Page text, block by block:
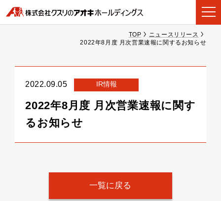
TOP
ニュースリリース
2022年8月度 月次営業速報に関するお知らせ
2022.09.05 IR情報
2022年8月度 月次営業速報に関す
るお知らせ
一覧に戻る